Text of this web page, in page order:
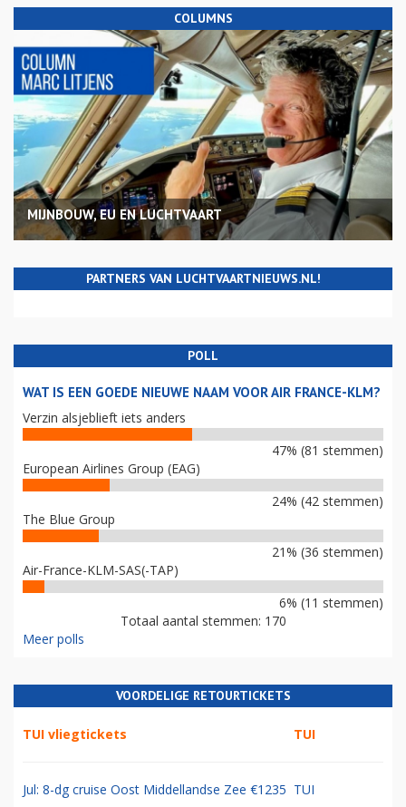
COLUMNS
MIJNBOUW, EU EN LUCHTVAART
PARTNERS VAN LUCHTVAARTNIEUWS.NL!
POLL
WAT IS EEN GOEDE NIEUWE NAAM VOOR AIR FRANCE-KLM?
Verzin alsjeblieft iets anders
47% (81 stemmen)
European Airlines Group (EAG)
24% (42 stemmen)
The Blue Group
21% (36 stemmen)
Air-France-KLM-SAS(-TAP)
6% (11 stemmen)
Totaal aantal stemmen: 170
Meer polls
VOORDELIGE RETOURTICKETS
TUI vliegtickets TUI
Jul: 8-dg cruise Oost Middellandse Zee €1235 TUI